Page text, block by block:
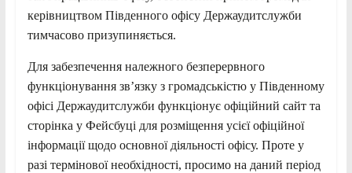
керівництвом Південного офісу Держаудитслужби
тимчасово призупиняється.
Для забезпечення належного безперервного
функціонування зв’язку з громадськістю у Південному
офісі Держаудитслужби функціонує офіційний сайт та
сторінка у Фейсбуці для розміщення усієї офіційної
інформації щодо основної діяльності офісу. Проте у
разі термінової необхідності, просимо на даний період